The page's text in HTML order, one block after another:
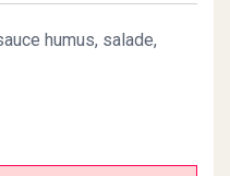
humus, salade,